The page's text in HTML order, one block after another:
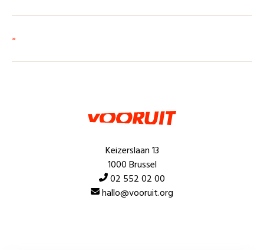
»
Keizerslaan 13
1000 Brussel
02 552 02 00
hallo@vooruit.org